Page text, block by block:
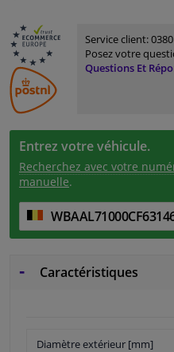
Service client:
Posez votre
Questions Et
Entrez votre véhicule.
Recherchez avec votre
manuelle.
Caractéristiques
Diamètre extérieur [mm]